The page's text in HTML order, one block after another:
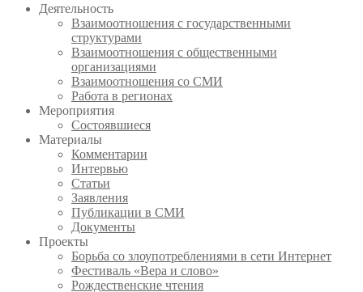
Деятельность
Взаимоотношения с государственными
структурами
Взаимоотношения с общественными
организациями
Взаимоотношения со СМИ
Работа в регионах
Мероприятия
Состоявшиеся
Материалы
Комментарии
Интервью
Статьи
Заявления
Публикации в СМИ
Документы
Проекты
Борьба со злоупотреблениями в сети Интернет
Фестиваль «Вера и слово»
Рождественские чтения